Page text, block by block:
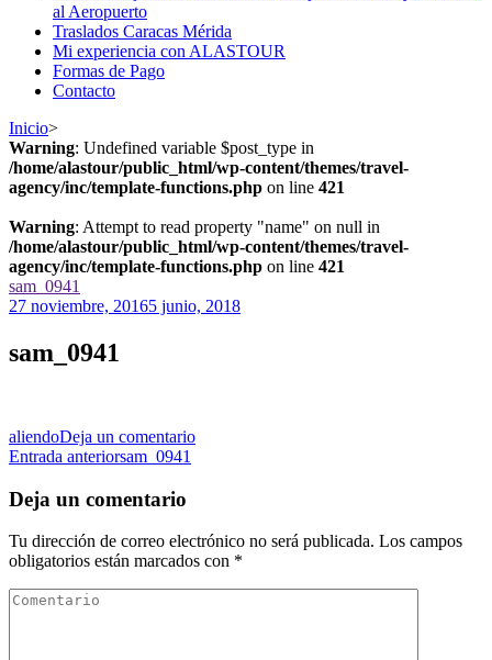
al Aeropuerto
Traslados Caracas Mérida
Mi experiencia con ALASTOUR
Formas de Pago
Contacto
Inicio>
Warning: Undefined variable $post_type in
/home/alastour/public_html/wp-content/themes/travel-
agency/inc/template-functions.php on line 421
Warning: Attempt to read property "name" on null in
/home/alastour/public_html/wp-content/themes/travel-
agency/inc/template-functions.php on line 421
sam_0941
27 noviembre, 20165 junio, 2018
sam_0941
aliendoDeja un comentarioen
Navegación
de
las
entradas
Entrada anteriorsam_0941
Deja un comentario
Tu dirección de correo electrónico no será publicada. Los campos
obligatorios están marcados con *
Comentario